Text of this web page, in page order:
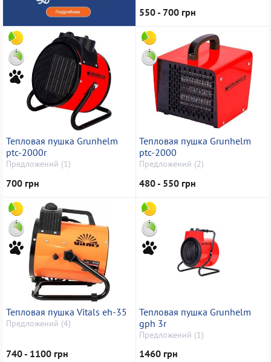
550 - 700 грн
Тепловая пушка Grunhelm
ptc-2000r
Предложений (1)
700 грн
Тепловая пушка Grunhelm
ptc-2000
Предложений (2)
480 - 550 грн
Тепловая пушка Vitals eh-35
Предложений (4)
740 - 1100 грн
Тепловая пушка Grunhelm
gph 3r
Предложений (1)
1460 грн